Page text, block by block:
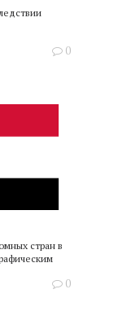
0
стран в
0